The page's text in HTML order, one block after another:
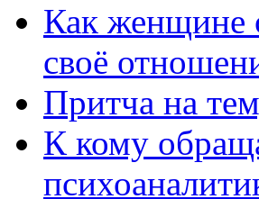
Как женщине
своё
Притча на
К кому